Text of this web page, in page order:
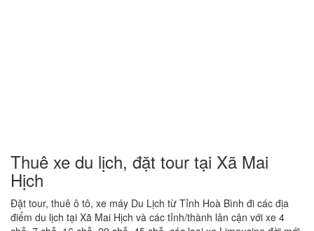
Thuê xe du lịch, đặt tour tại Xã Mai
Hịch
Đặt tour, thuê ô tô, xe máy Du Lịch từ Tỉnh Hoà Bình đi các địa
điểm du lịch tại Xã Mai Hịch và các tỉnh/thành lân cận với xe 4